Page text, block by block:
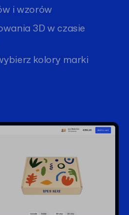
i wzorów
3D w czasie
kolory marki